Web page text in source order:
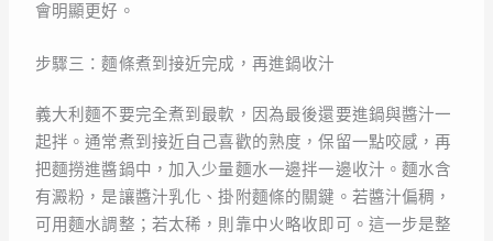
會明顯更好。
步驟三：麵條煮到接近完成，再進鍋收汁
義大利麵不要完全煮到最軟，因為最後還要進鍋與醬汁一
起拌。通常煮到接近自己喜歡的熟度，保留一點咬感，再
把麵撈進醬鍋中，加入少量麵水一邊拌一邊收汁。麵水含
有澱粉，是讓醬汁乳化、掛附麵條的關鍵。若醬汁偏稠，
可用麵水調整；若太稀，則靠中火略收即可。這一步是整